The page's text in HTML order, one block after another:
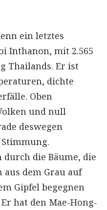
ein letztes
Inthanon, mit 2.565
Thailands. Er ist
dichte
Oben
und null
deswegen
durch die Bäume, die
aus dem Grau auf
Gipfel begegnen
hat den Mae-Hong-